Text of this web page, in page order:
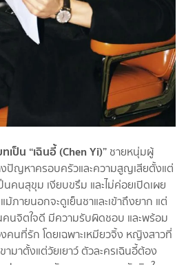
ป็น “เฉินอี้ (Chen Yi)” ชายหนุ่มผู้
งปัญหาครอบครัวและความสูญเสียตั้งแต่
คนสุขุม เงียบขรึม และไม่ค่อยเปิดเผย
ภายนอกจะดูเย็นชาและเข้าถึงยาก แต่
คนจิตใจดี มีความรับผิดชอบ และพร้อม
คนที่รัก โดยเฉพาะเหมียวจิ้ง หญิงสาวที่
ามาตั้งแต่วัยเยาว์ ตัวละครเฉินอี้ต้อง